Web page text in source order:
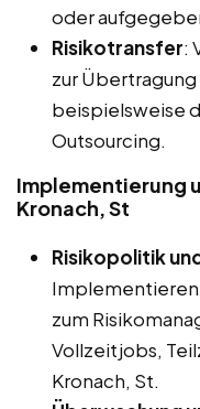
oder
Risikotransfer:
zur
beispielsweise
Outsourcing.
Implementierung
Kronach, St
Risikopolitik
Implementieren
zum
Vollzeitjobs,
Kronach, St.